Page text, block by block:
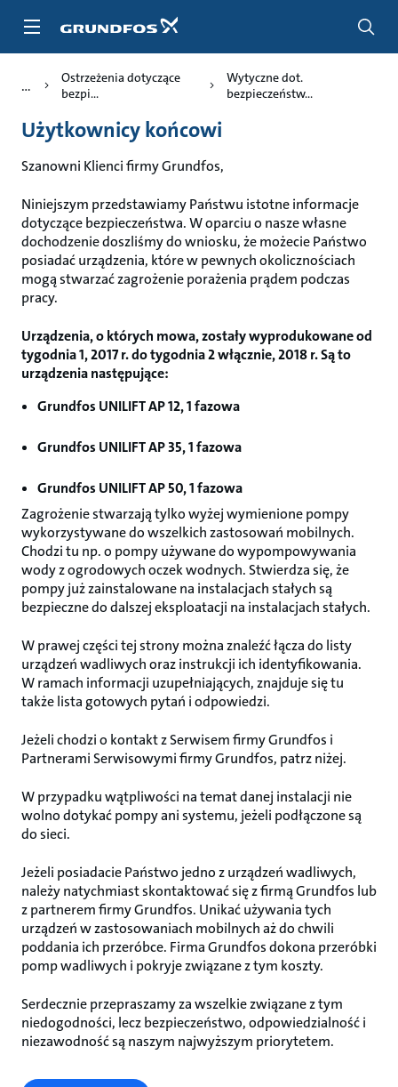
Ostrzeżenia dotyczące
bezpi...
Wytyczne dot.
bezpieczeństw...
Użytkownicy końcowi
Szanowni Klienci firmy Grundfos,
Niniejszym przedstawiamy Państwu istotne informacje
dotyczące bezpieczeństwa. W oparciu o nasze własne
dochodzenie doszliśmy do wniosku, że możecie Państwo
posiadać urządzenia, które w pewnych okolicznościach
mogą stwarzać zagrożenie porażenia prądem podczas
pracy.
Urządzenia, o których mowa, zostały wyprodukowane od
tygodnia 1, 2017 r. do tygodnia 2 włącznie, 2018 r. Są to
urządzenia następujące:
Grundfos UNILIFT AP 12, 1 fazowa
Grundfos UNILIFT AP 35, 1 fazowa
Grundfos UNILIFT AP 50, 1 fazowa
Zagrożenie stwarzają tylko wyżej wymienione pompy
wykorzystywane do wszelkich zastosowań mobilnych.
Chodzi tu np. o pompy używane do wypompowywania
wody z ogrodowych oczek wodnych. Stwierdza się, że
pompy już zainstalowane na instalacjach stałych są
bezpieczne do dalszej eksploatacji na instalacjach stałych.
W prawej części tej strony można znaleźć łącza do listy
urządzeń wadliwych oraz instrukcji ich identyfikowania.
W ramach informacji uzupełniających, znajduje się tu
także lista gotowych pytań i odpowiedzi.
Jeżeli chodzi o kontakt z Serwisem firmy Grundfos i
Partnerami Serwisowymi firmy Grundfos, patrz niżej.
W przypadku wątpliwości na temat danej instalacji nie
wolno dotykać pompy ani systemu, jeżeli podłączone są
do sieci.
Jeżeli posiadacie Państwo jedno z urządzeń wadliwych,
należy natychmiast skontaktować się z firmą Grundfos lub
z partnerem firmy Grundfos. Unikać używania tych
urządzeń w zastosowaniach mobilnych aż do chwili
poddania ich przeróbce. Firma Grundfos dokona przeróbki
pomp wadliwych i pokryje związane z tym koszty.
Serdecznie przepraszamy za wszelkie związane z tym
niedogodności, lecz bezpieczeństwo, odpowiedzialność i
niezawodność są naszym najwyższym priorytetem.